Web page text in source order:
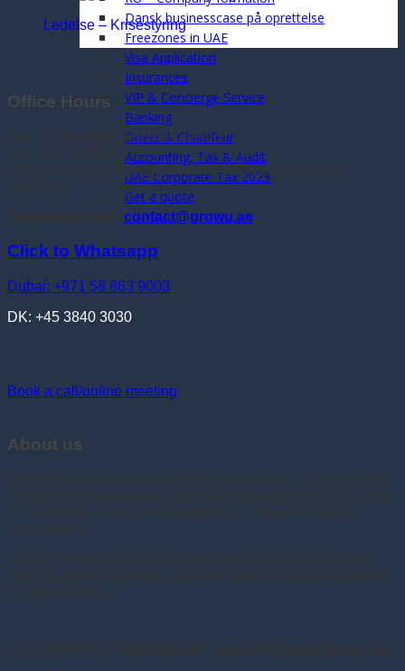
Dansk businesscase på oprettelse
Freezones in UAE
Visa Application
Insurances
VIP & Concierge Service
Banking
Driver & Chauffeur
Accounting, Tax & Audit
UAE Corporate Tax 2023
Get a quote
Ledelse – Krisestyring
Office Hours
Sun: 12:00-16:00 (Phones closed)
Mon-Thu: 9:00-16:00
Phone timings may vary, due to clients, sessions and
contact@growu.ae
Click to Whatsapp
Dubai: +971 58 863 9003
DK: +45 3840 3030
Book a call/online meeting
About us